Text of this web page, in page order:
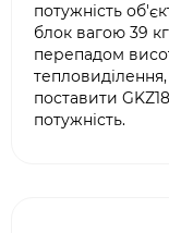
потужність
блок вагою 39
перепадом
поставити
потужність.